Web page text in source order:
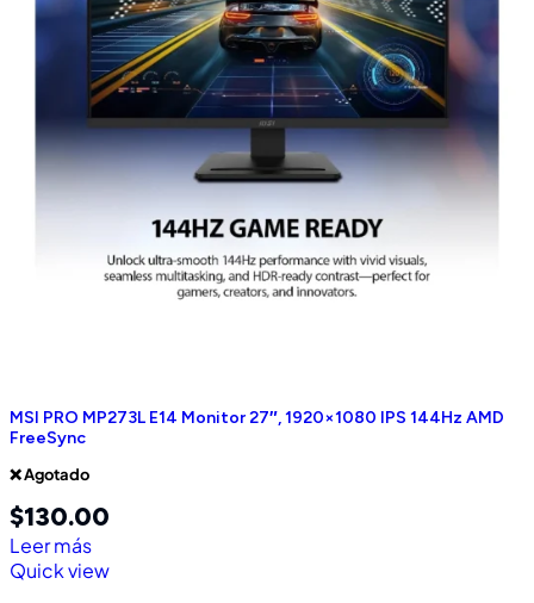
MSI PRO MP273L E14 Monitor 27″, 1920×1080 IPS 144Hz AMD
FreeSync
❌ Agotado
$130.00
Leer más
Quick view